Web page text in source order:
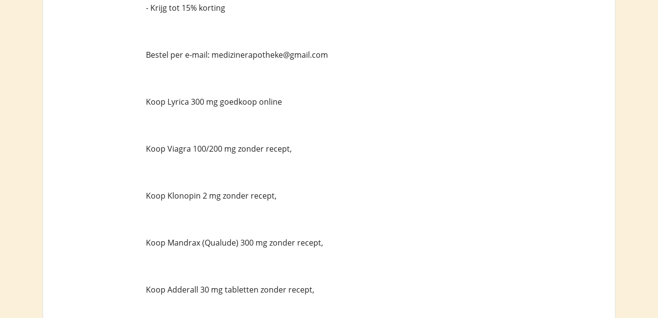
- Krijg tot 15% korting
Bestel per e-mail: medizinerapotheke@gmail.com
Koop Lyrica 300 mg goedkoop online
Koop Viagra 100/200 mg zonder recept,
Koop Klonopin 2 mg zonder recept,
Koop Mandrax (Qualude) 300 mg zonder recept,
Koop Adderall 30 mg tabletten zonder recept,